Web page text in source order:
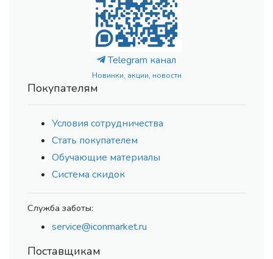
Telegram канал
Новинки, акции, новости
Покупателям
Условия сотрудничества
Стать покупателем
Обучающие материалы
Система скидок
Служба заботы:
service@iconmarket.ru
Поставщикам